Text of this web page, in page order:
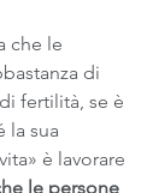
che le
di
fertilità, se è
la sua
è lavorare
le persone